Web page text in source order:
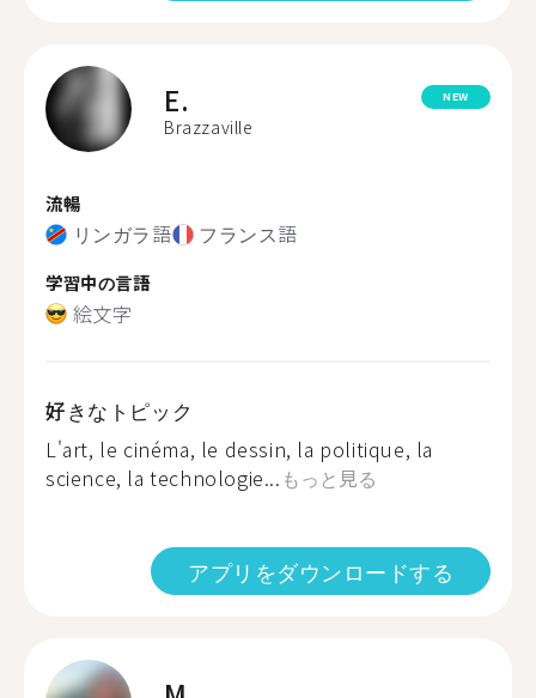
E.
Brazzaville
NEW
流暢
リンガラ語 フランス語
学習中の言語
絵文字
好きなトピック
L'art, le cinéma, le dessin, la politique, la
science, la technologie... もっと見る
アプリをダウンロードする